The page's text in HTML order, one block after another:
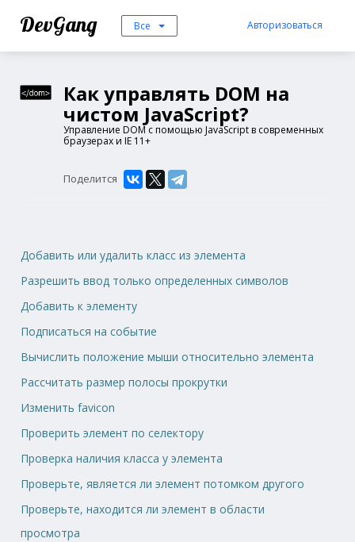
DevGang Все Авторизоваться
Как управлять DOM на
чистом JavaScript?
Управление DOM с помощью JavaScript в современных
браузерах и IE 11+
Поделится
Добавить или удалить класс из элемента
Разрешить ввод только определенных символов
Добавить к элементу
Подписаться на событие
Вычислить положение мыши относительно элемента
Рассчитать размер полосы прокрутки
Изменить favicon
Проверить элемент по селектору
Проверка наличия класса у элемента
Проверьте, является ли элемент потомком другого
Проверьте, находится ли элемент в области
просмотра